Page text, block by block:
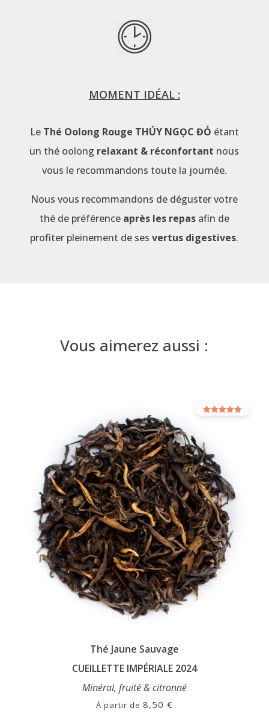
MOMENT IDÉAL :
Le Thé Oolong Rouge THÚY NGỌC ĐỎ étant
un thé oolong relaxant & réconfortant nous
vous le recommandons toute la journée.
Nous vous recommandons de déguster votre
thé de préférence après les repasafin de
profiter pleinement de sesvertus digestives.
Vous aimerez aussi :
Thé Jaune Sauvage
CUEILLETTE IMPÉRIALE 2024
Minéral, fruité & citronné
À partir de 8,50 €